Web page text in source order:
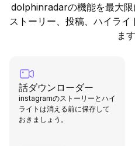
dolphinradarの機能を最大
ストーリー、投稿、ハイラ
ます
話ダウンローダー
instagramのストーリーとハイ
ライトは消える前に保存して
おきましょう。